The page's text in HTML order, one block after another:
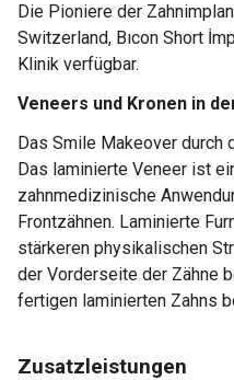
Die Pioniere der
Switzerland, Bıcon Short
Klinik verfügbar.
Veneers und Kronen in
Das Smile Makeover durch
Das laminierte Veneer ist
zahnmedizinische
Frontzähnen. Laminierte
stärkeren physikalischen
der Vorderseite der Zähne
fertigen laminierten Zahns
Zusatzleistungen